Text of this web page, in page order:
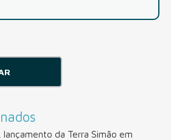
da Terra Simão em